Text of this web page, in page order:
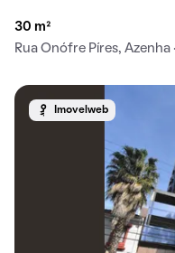
30 m²
Rua Onófre Píres, Azenha
Imovelweb